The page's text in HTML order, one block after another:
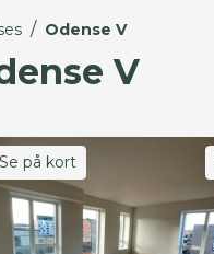
/ Odense V
V
på kort